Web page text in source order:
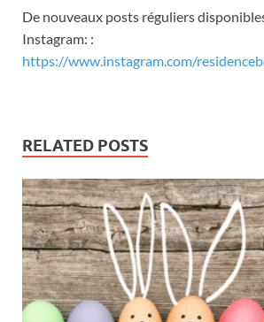
De nouveaux posts réguliers
Instagram: :
https://www.instagram.com/
RELATED POSTS